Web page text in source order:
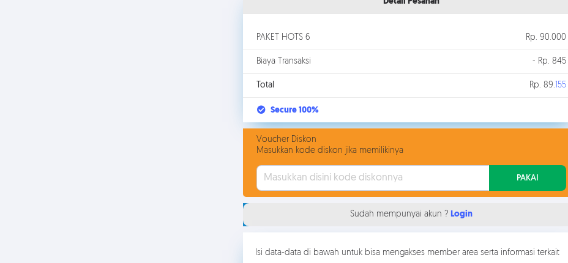
PAKET HOTS 6 Rp. 90.000
Biaya Transaksi - Rp. 845
Total Rp. 89. 155
Secure 100%
Voucher Diskon
Masukkan kode diskon jika memilikinya
PAKAI
Sudah mempunyai akun ? Login
Isi data-data di bawah untuk bisa mengakses member area serta informasi terkait